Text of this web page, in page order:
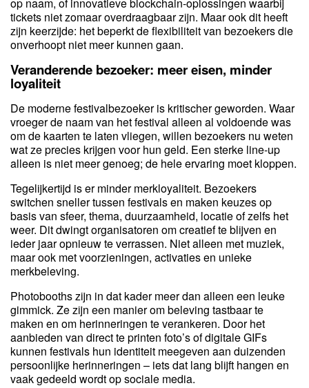
op naam, of innovatieve blockchain-oplossingen waarbij
tickets niet zomaar overdraagbaar zijn. Maar ook dit heeft
zijn keerzijde: het beperkt de flexibiliteit van bezoekers die
onverhoopt niet meer kunnen gaan.
Veranderende bezoeker: meer eisen, minder
loyaliteit
De moderne festivalbezoeker is kritischer geworden. Waar
vroeger de naam van het festival alleen al voldoende was
om de kaarten te laten vliegen, willen bezoekers nu weten
wat ze precies krijgen voor hun geld. Een sterke line-up
alleen is niet meer genoeg; de hele ervaring moet kloppen.
Tegelijkertijd is er minder merkloyaliteit. Bezoekers
switchen sneller tussen festivals en maken keuzes op
basis van sfeer, thema, duurzaamheid, locatie of zelfs het
weer. Dit dwingt organisatoren om creatief te blijven en
ieder jaar opnieuw te verrassen. Niet alleen met muziek,
maar ook met voorzieningen, activaties en unieke
merkbeleving.
Photobooths zijn in dat kader meer dan alleen een leuke
gimmick. Ze zijn een manier om beleving tastbaar te
maken en om herinneringen te verankeren. Door het
aanbieden van direct te printen foto’s of digitale GIFs
kunnen festivals hun identiteit meegeven aan duizenden
persoonlijke herinneringen – iets dat lang blijft hangen en
vaak gedeeld wordt op sociale media.